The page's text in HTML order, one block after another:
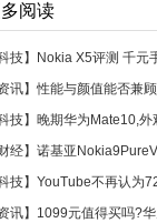
阅读
技】
Nokia X5评测 千元
资讯】性能与颜值能否兼
技】 晚期华为Mate10,外
经】 诺基亚
技】 YouTube不再认为
讯】 1099元值得买吗?